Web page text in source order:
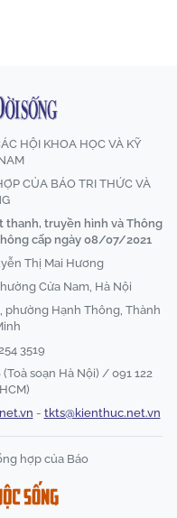
HỘI KHOA HỌC VÀ KỸ
CỦA BÁO TRI THỨC VÀ
thanh, truyền hình và Thông
cấp ngày 08/07/2021
Thị Mai Hương
Cửa Nam, Hà Nội
phường Hạnh Thông, Thành
3519
soạn Hà Nội) / 091 122
- tkts@kienthuc.net.vn
hợp của Báo